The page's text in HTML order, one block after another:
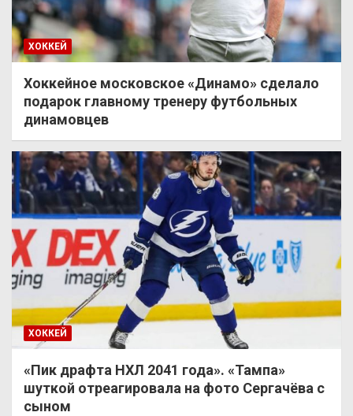
ХОККЕЙ
Хоккейное московское «Динамо» сделало
подарок главному тренеру футбольных
динамовцев
ХОККЕЙ
«Пик драфта НХЛ 2041 года». «Тампа»
шуткой отреагировала на фото Сергачёва с
сыном